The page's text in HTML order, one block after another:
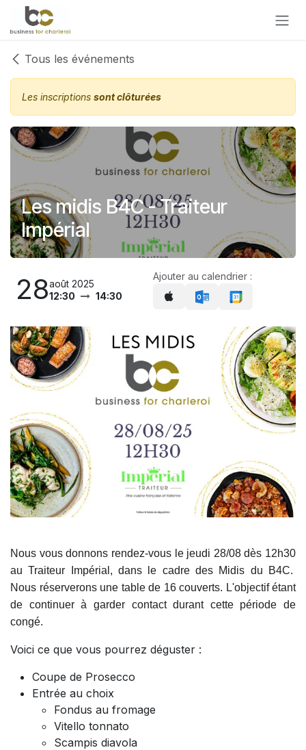
Se rendre au contenu
Tous les événements
Les inscriptions sont clôturées
Les midis B4C - Traiteur
Impérial
28août 2025
12:30
14:30
Ajouter au calendrier :
Nous vous donnons rendez-vous le jeudi 28/08 dès 12h30
au Traiteur Impérial, dans le cadre des Midis du B4C.
Nous réserverons une table de 16 couverts. L'objectif étant
de continuer à garder contact durant cette période de
congé.
Voici ce que vous pourrez déguster :
Coupe de Prosecco
Entrée au choix
Fondus au fromage
Vitello tonnato
Scampis diavola